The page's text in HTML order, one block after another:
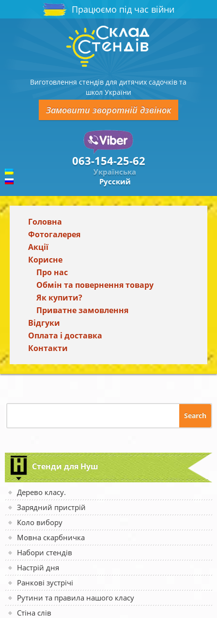
Працюємо під час війни
Виготовлення стендів для дитячих садочків та
школ України
Замовити зворотній дзвінок
063-154-25-62
Українська
Русский
Головна
Фотогалерея
Акції
Корисне
Про нас
Обмін та повернення товару
Як купити?
Приватне замовлення
Відгуки
Оплата і доставка
Контакти
Стенди для Нуш
Дерево класу.
Зарядний пристрій
Коло вибору
Мовна скарбничка
Набори стендів
Настрій дня
Ранкові зустрічі
Рутини та правила нашого класу
Стіна слів